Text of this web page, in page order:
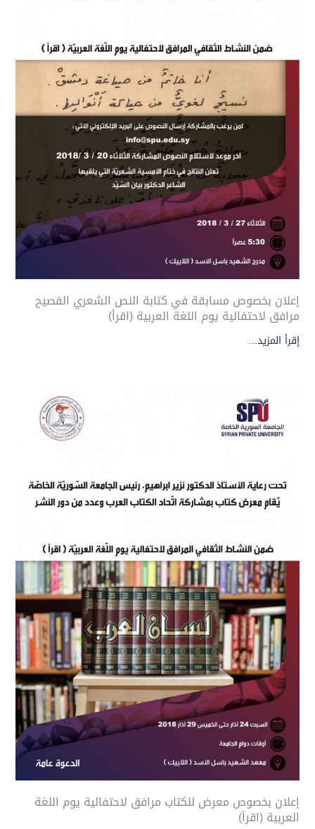
إعلان بخصوص مسابقة في كتابة النص الشعري الفصيح
مرافق لاحتفالية يوم اللغة العربية (اقرأ)
إقرأ المزيد...
إعلان بخصوص معرض للكتاب مرافق لاحتفالية يوم اللغة
العربية (اقرأ)